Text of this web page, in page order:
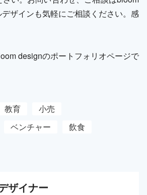
ザインも気軽にご相談ください。感
designのポートフォリオページで
教育
小売
ベンチャー
飲食
ザイナー